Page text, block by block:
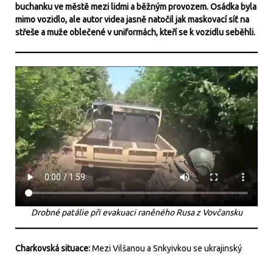
buchanku ve městě mezi lidmi a běžným provozem. Osádka byla
mimo vozidlo, ale autor videa jasně natočil jak maskovací síť na
střeše a muže oblečené v uniformách, kteří se k vozidlu seběhli.
Drobné patálie při evakuaci raněného Rusa z Vovčansku
Charkovská situace:Mezi Vilšanou a Snkyivkou se ukrajinský